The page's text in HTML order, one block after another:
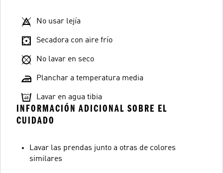
No usar lejía
Secadora con aire frío
No lavar en seco
Planchar a temperatura media
Lavar en agua tibia
INFORMACIÓN ADICIONAL SOBRE EL
CUIDADO
Lavar las prendas junto a otras de colores
similares